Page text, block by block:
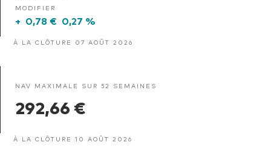
MODIFIER
+ 0,78 € 0,27 %
À LA CLÔTURE 07 AOÛT 2026
NAV MAXIMALE SUR 52 SEMAINES
292,66 €
À LA CLÔTURE 10 AOÛT 2026